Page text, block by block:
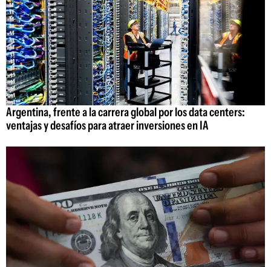
Argentina, frente a la carrera global por los data centers:
ventajas y desafíos para atraer inversiones en IA